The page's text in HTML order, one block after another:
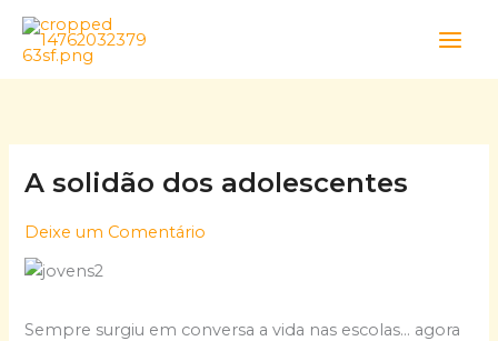
Skip
content
A solidão dos adolescentes
Deixe um Comentário
Sempre surgiu em conversa a vida nas escolas… agora